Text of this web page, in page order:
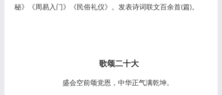
秘》《周易入门》《民俗礼仪》
。 发表诗词联文百余首(篇)。
歌颂二十大
盛会空前颂党恩，中华正气满乾坤。